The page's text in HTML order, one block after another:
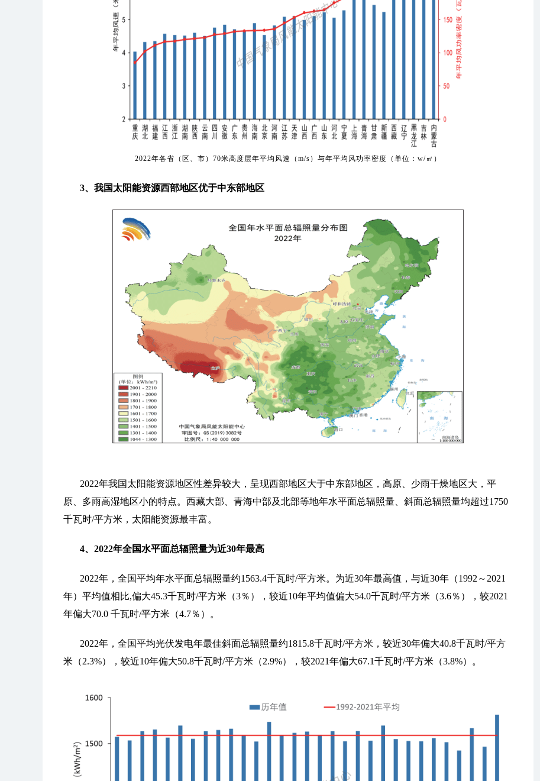
2022年各省（区、市）70米高度层年平均风速（m/s）与年平均风功率密度（单位：w/㎡）
3、我国太阳能资源西部地区优于中东部地区
2022年我国太阳能资源地区性差异较大，呈现西部地区大于中东部地区，高原、少雨干燥地区大，平
原、多雨高湿地区小的特点。西藏大部、青海中部及北部等地年水平面总辐照量、斜面总辐照量均超过1750
千瓦时/平方米，太阳能资源最丰富。
4、2022年全国水平面总辐照量为近30年最高
2022年，全国平均年水平面总辐照量约1563.4千瓦时/平方米。为近30年最高值，与近30年（1992～2021
年）平均值相比,偏大45.3千瓦时/平方米（3％），较近10年平均值偏大54.0千瓦时/平方米（3.6％），较2021
年偏大70.0 千瓦时/平方米（4.7％）。
2022年，全国平均光伏发电年最佳斜面总辐照量约1815.8千瓦时/平方米，较近30年偏大40.8千瓦时/平方
米（2.3%），较近10年偏大50.8千瓦时/平方米（2.9%），较2021年偏大67.1千瓦时/平方米（3.8%）。